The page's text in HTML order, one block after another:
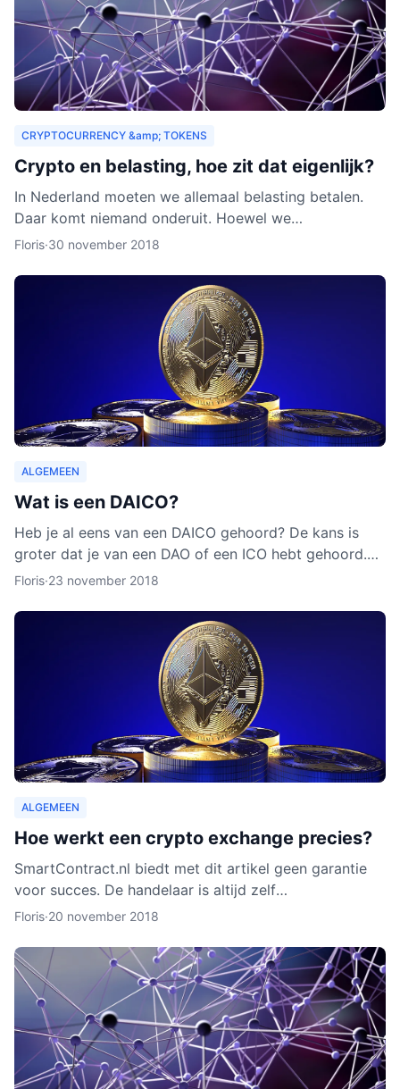
CRYPTOCURRENCY &amp; TOKENS
Crypto en belasting, hoe zit dat eigenlijk?
In Nederland moeten we allemaal belasting betalen.
Daar komt niemand onderuit. Hoewel we
cryptocurrency vaak zien als virtueel geld, is het toch
Floris·30 november 2018
ALGEMEEN
Wat is een DAICO?
Heb je al eens van een DAICO gehoord? De kans is
groter dat je van een DAO of een ICO hebt gehoord.
Hoewel het concept van DAICO nog nooit is ingezet,
Floris·23 november 2018
ALGEMEEN
Hoe werkt een crypto exchange precies?
SmartContract.nl biedt met dit artikel geen garantie
voor succes. De handelaar is altijd zelf
verantwoordelijk voor zijn of haar munten. Het is
Floris·20 november 2018